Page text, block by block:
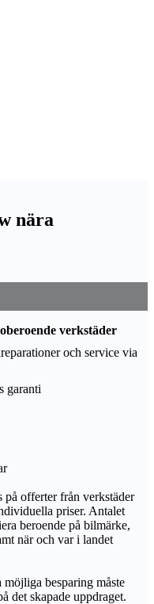
nära
verkstäder
och service via
garanti
på offerter från verkstäder
priser. Antalet
beroende på bilmärke,
när och var i landet
möjliga besparing måste
det skapade uppdraget.